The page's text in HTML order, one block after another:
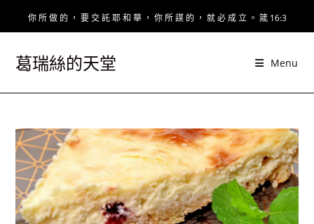
你 所 做 的 ， 要 交 託 耶 和 華 ， 你 所 謀 的 ， 就 必 成 立 。 箴 16:3
葛瑞絲的天堂 Menu